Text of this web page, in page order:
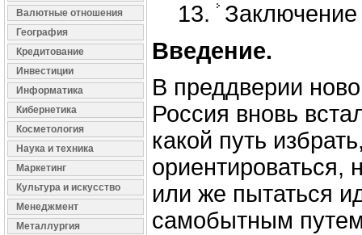
Валютные отношения
География
Кредитование
Инвестиции
Информатика
Кибернетика
Косметология
Наука и техника
Маркетинг
Культура и искусство
Менеджмент
Металлургия
Заключение
Введение.
В преддверии
Россия вновь
какой путь
ориентироваться,
или же пытаться
самобытным